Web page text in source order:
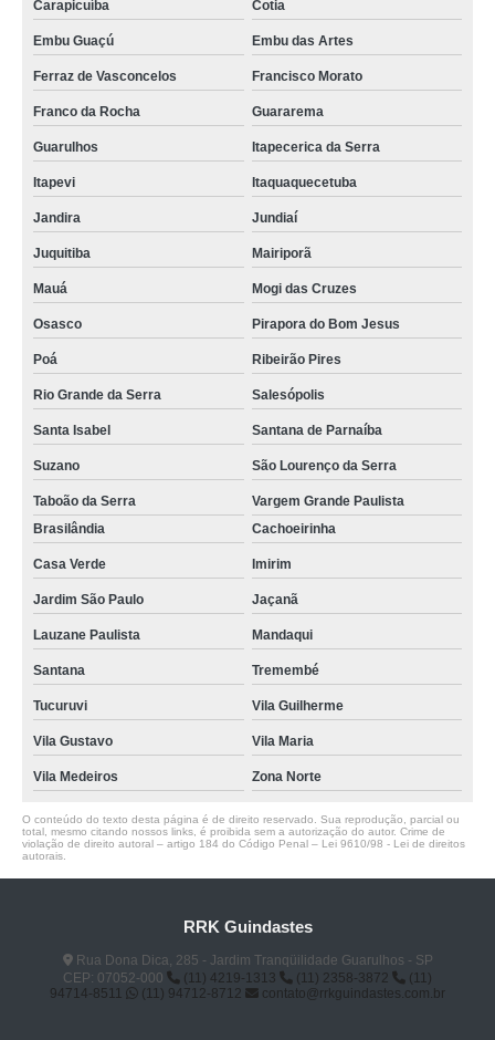
Carapicuíba Cotia
Embu Guaçú Embu das Artes
Ferraz de Vasconcelos Francisco Morato
Franco da Rocha Guararema
Guarulhos Itapecerica da Serra
Itapevi Itaquaquecetuba
Jandira Jundiaí
Juquitiba Mairiporã
Mauá Mogi das Cruzes
Osasco Pirapora do Bom Jesus
Poá Ribeirão Pires
Rio Grande da Serra Salesópolis
Santa Isabel Santana de Parnaíba
Suzano São Lourenço da Serra
Taboão da Serra
Vargem Grande Paulista
Brasilândia
Cachoeirinha
Casa Verde Imirim
Jardim São Paulo Jaçanã
Lauzane Paulista Mandaqui
Santana Tremembé
Tucuruvi Vila Guilherme
Vila Gustavo Vila Maria
Vila Medeiros Zona Norte
O conteúdo do texto desta página é de direito reservado. Sua reprodução, parcial ou
total, mesmo citando nossos links, é proibida sem a autorização do autor. Crime de
violação de direito autoral – artigo 184 do Código Penal – Lei 9610/98 - Lei de direitos
autorais
RRK Guindastes
Rua Dona Dica, 285 - Jardim Tranqüilidade Guarulhos - SP
CEP: 07052-000
(11) 4219-1313 (11) 2358-3872
(11)
94714-8511
(11) 94712-8712 contato@rrkguindastes.com.br